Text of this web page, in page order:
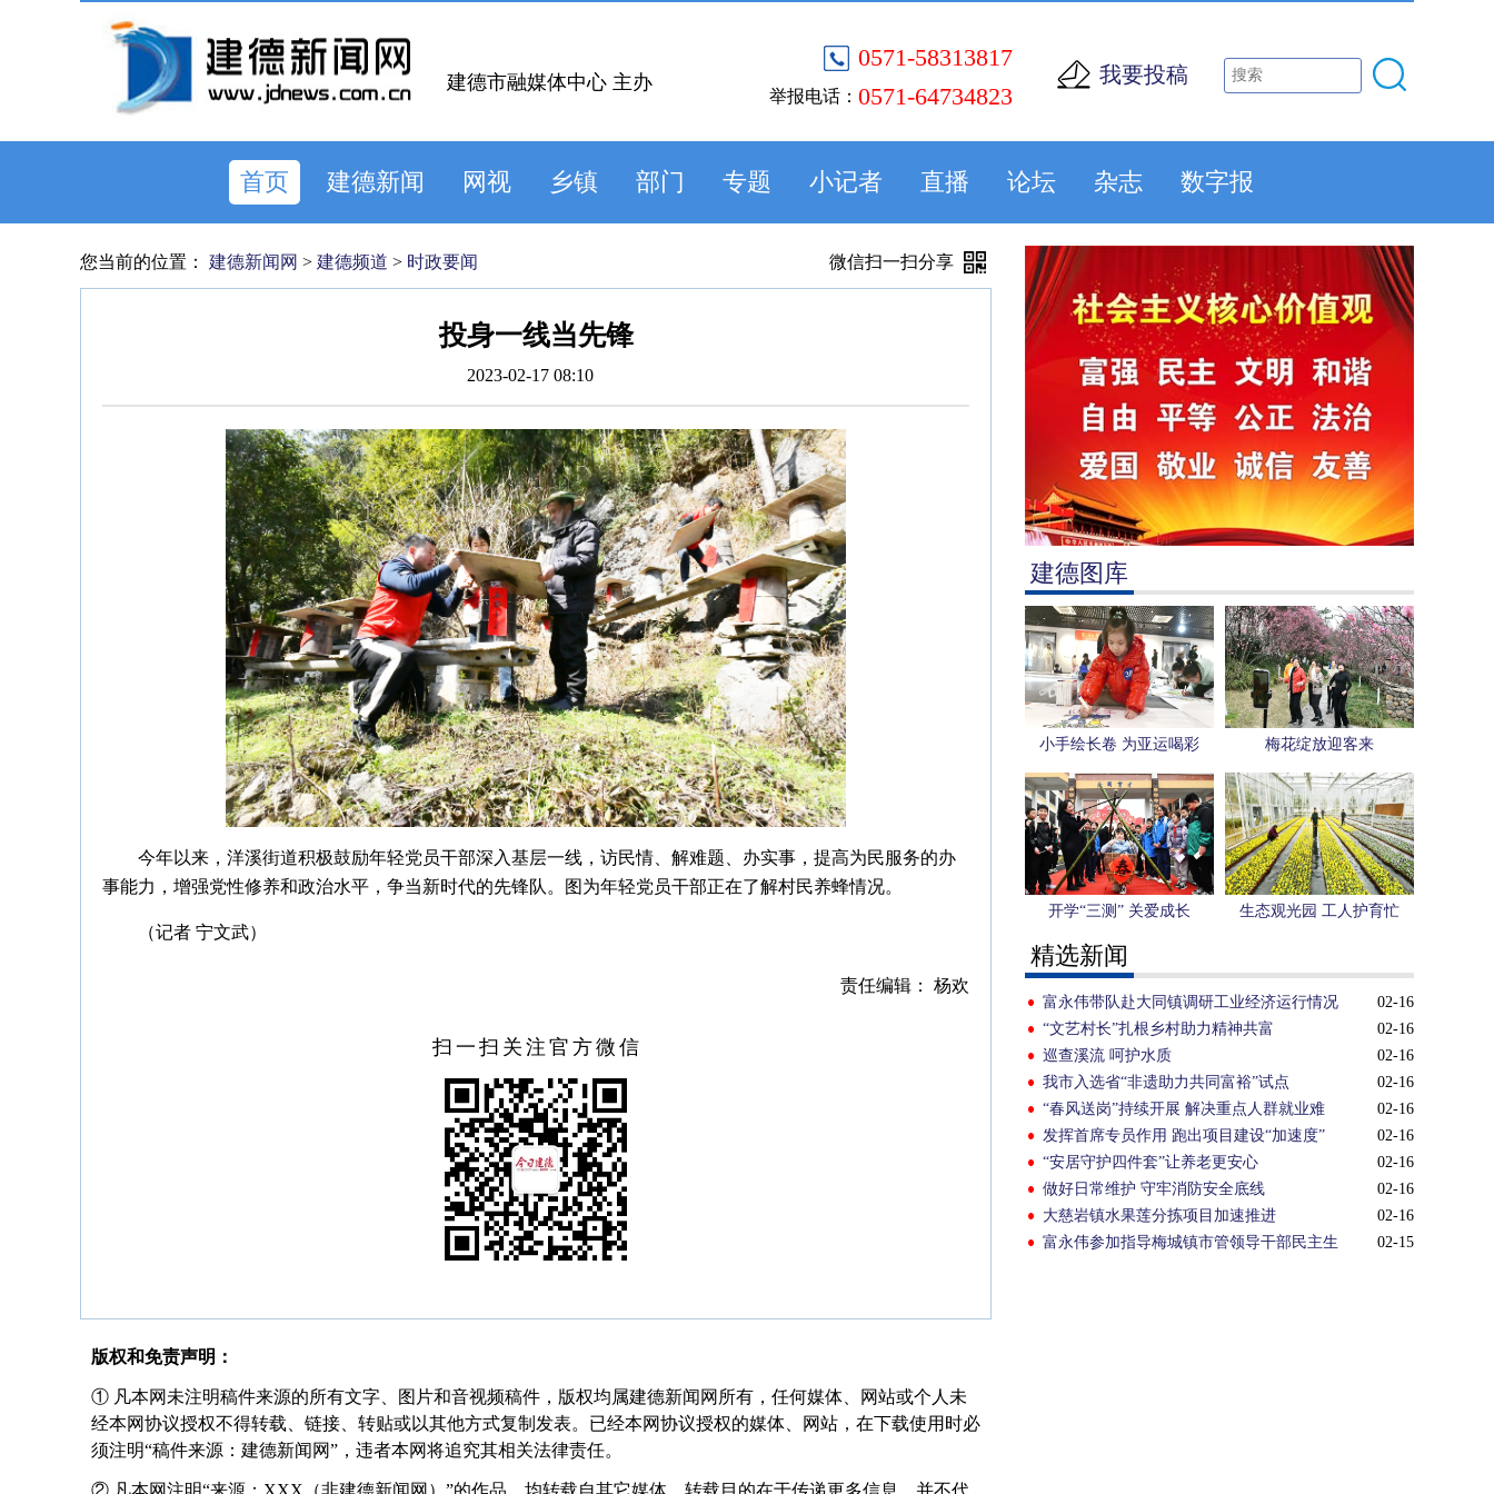
0571-58313817
举报电话： 0571-64734823
我要投稿
建德市融媒体中心 主办
首页 建德新闻 网视 乡镇 部门 专题 小记者 直播 论坛 杂志 数字报
建德图库
小手绘长卷 为亚运喝彩 梅花绽放迎客来
开学“三测” 关爱成长 生态观光园 工人护育忙
精选新闻
02-16
富永伟带队赴大同镇调研工业经济运行情况
02-16
“文艺村长”扎根乡村助力精神共富
02-16
巡查溪流 呵护水质
02-16
我市入选省“非遗助力共同富裕”试点
02-16
“春风送岗”持续开展 解决重点人群就业难
02-16
发挥首席专员作用 跑出项目建设“加速度”
02-16
“安居守护四件套”让养老更安心
02-16
做好日常维护 守牢消防安全底线
02-16
大慈岩镇水果莲分拣项目加速推进
02-15
富永伟参加指导梅城镇市管领导干部民主生
您当前的位置： 建德新闻网 > 建德频道 > 时政要闻 微信扫一扫分享
投身一线当先锋
2023-02-17 08:10
今年以来，洋溪街道积极鼓励年轻党员干部深入基层一线，访民情、解难题、办实事，提高为民服务的办
事能力，增强党性修养和政治水平，争当新时代的先锋队。图为年轻党员干部正在了解村民养蜂情况。
（记者 宁文武）
责任编辑： 杨欢
扫一扫关注官方微信
版权和免责声明：
① 凡本网未注明稿件来源的所有文字、图片和音视频稿件，版权均属建德新闻网所有，任何媒体、网站或个人未
经本网协议授权不得转载、链接、转贴或以其他方式复制发表。已经本网协议授权的媒体、网站，在下载使用时必
须注明“稿件来源：建德新闻网”，违者本网将追究其相关法律责任。
② 凡本网注明“来源：XXX（非建德新闻网）”的作品，均转载自其它媒体，转载目的在于传递更多信息，并不代